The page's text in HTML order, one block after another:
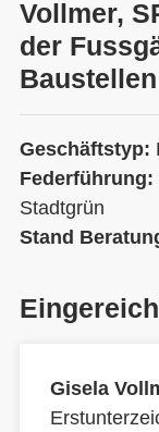
Vollmer,
der
Geschäftstyp:
Federführung:
Stadtgrün
Stand
Gisela